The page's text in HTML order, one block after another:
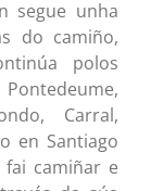
segue unha
do camiño,
polos
Pontedeume,
Carral,
en Santiago
camiñar e